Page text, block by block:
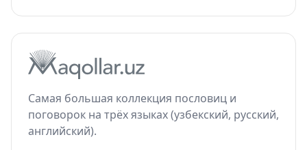
Самая большая коллекция пословиц и
поговорок на трёх языках (узбекский, русский,
английский).